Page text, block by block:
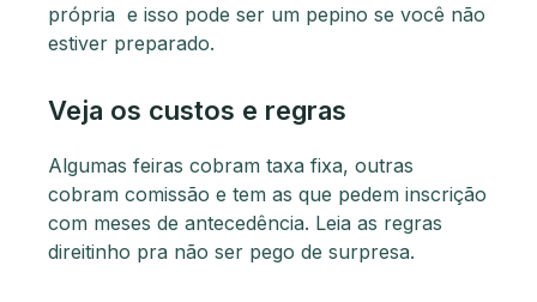
própria e isso pode ser um pepino se você não
estiver preparado.
Veja os custos e regras
Algumas feiras cobram taxa fixa, outras
cobram comissão e tem as que pedem inscrição
com meses de antecedência. Leia as regras
direitinho pra não ser pego de surpresa.